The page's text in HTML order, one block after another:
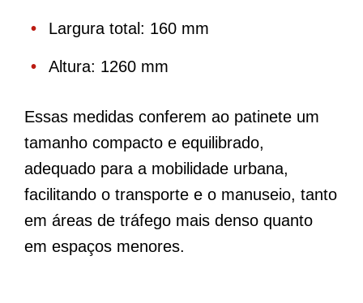
Largura total: 160 mm
Altura: 1260 mm
Essas medidas conferem ao patinete um
tamanho compacto e equilibrado,
adequado para a mobilidade urbana,
facilitando o transporte e o manuseio, tanto
em áreas de tráfego mais denso quanto
em espaços menores.